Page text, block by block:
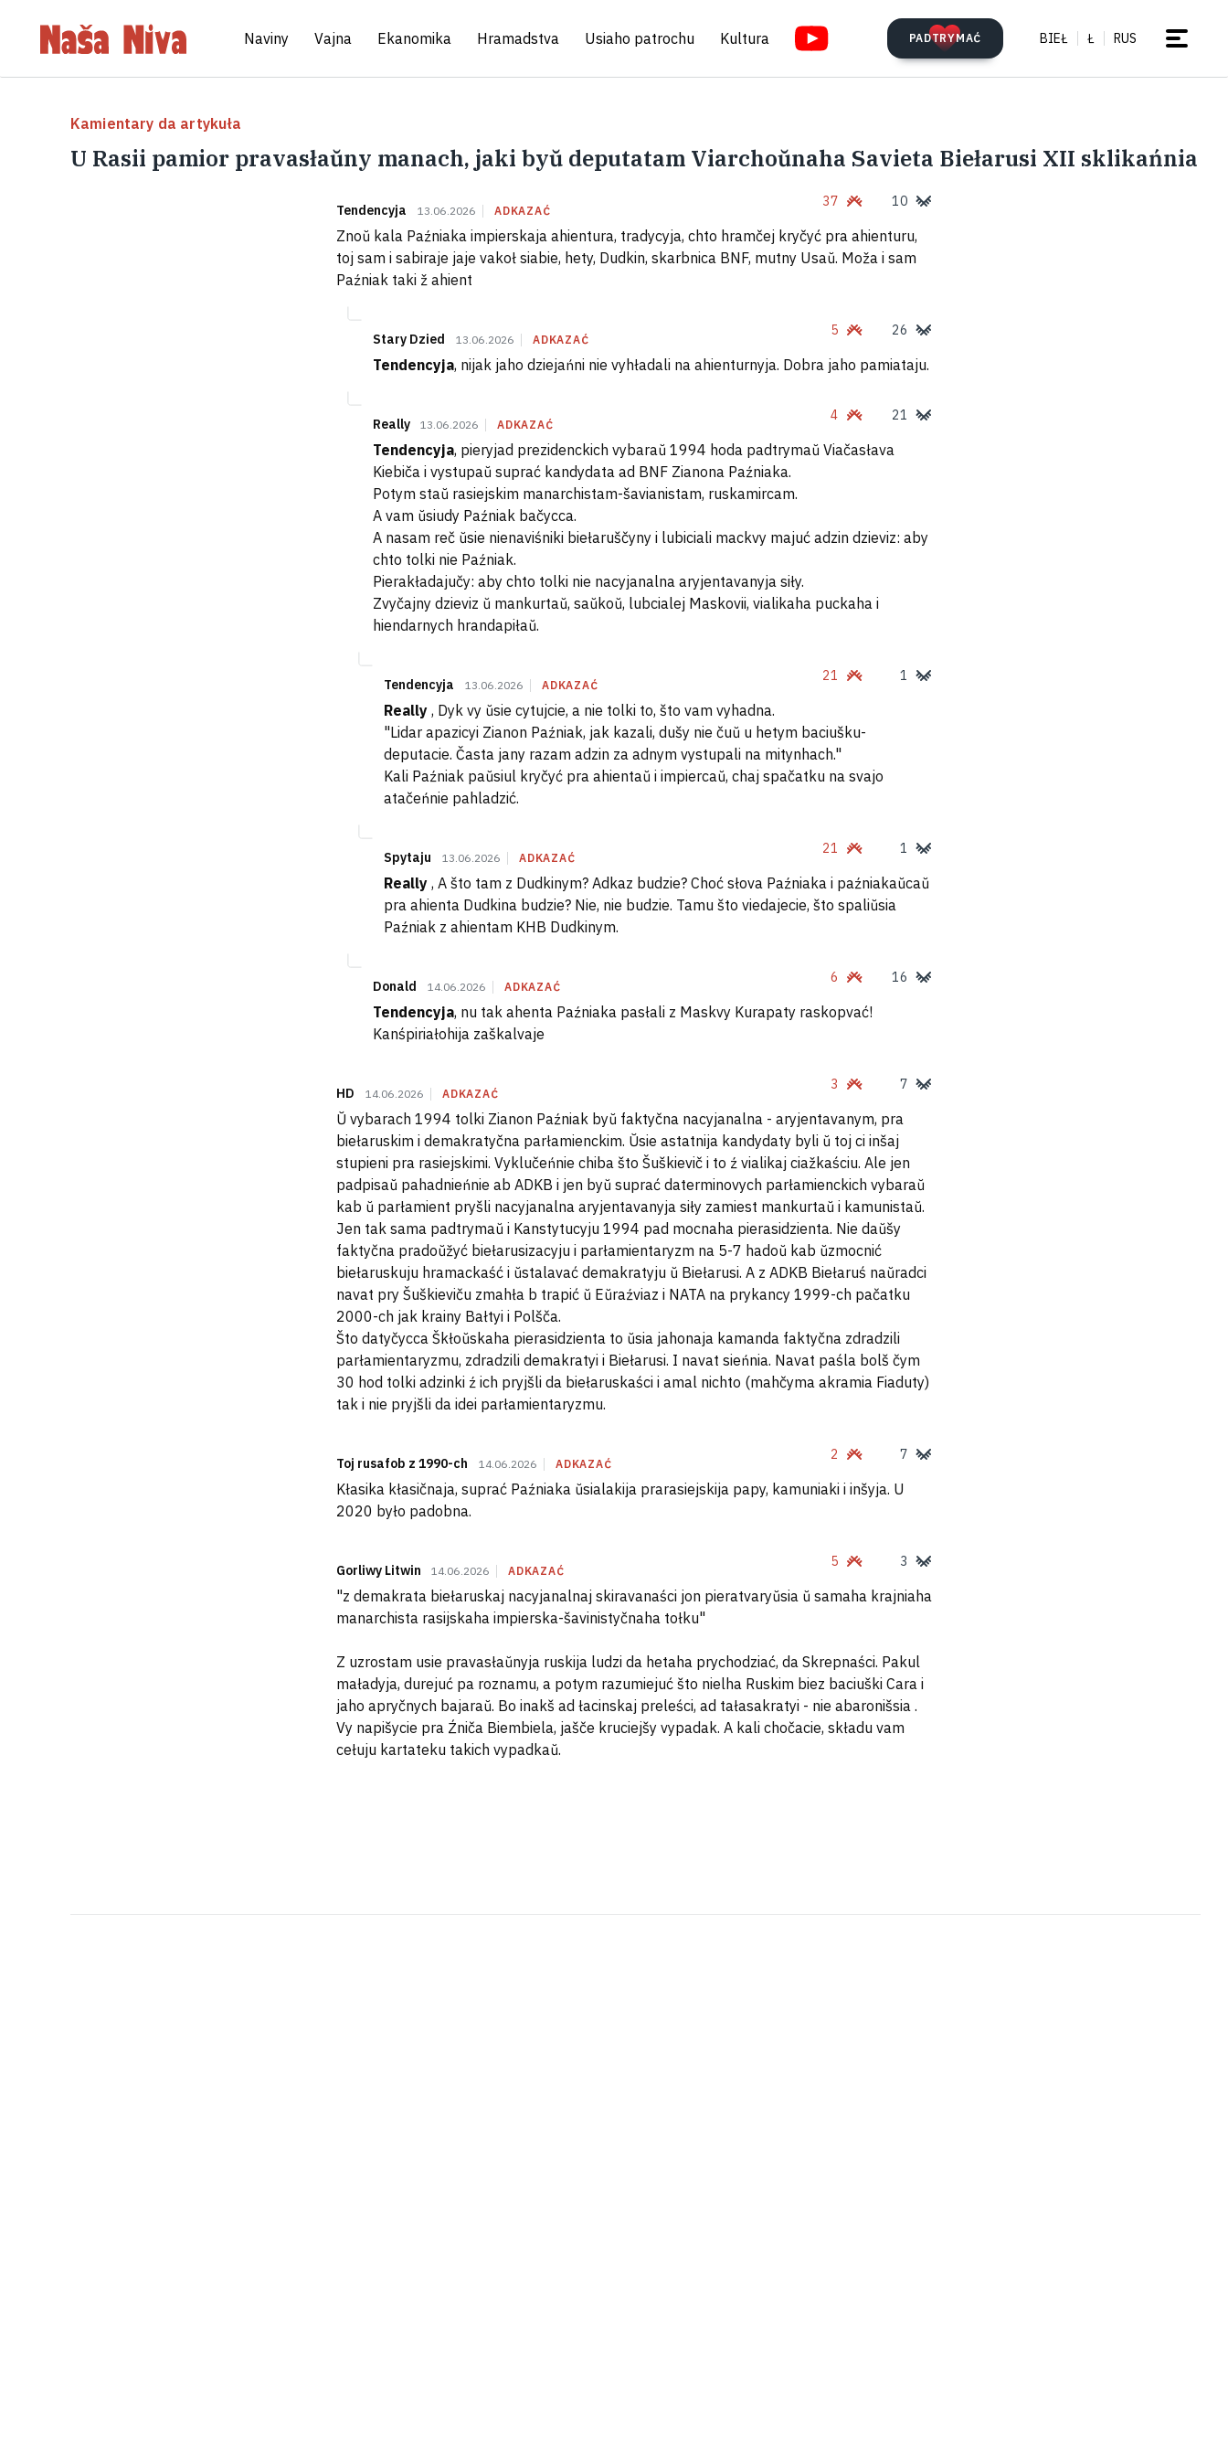
Naviny Vajna Ekanomika Hramadstva Usiaho patrochu Kultura PADTRYMAĆ BIEŁ Ł RUS
Kamientary da artykuła
U Rasii pamior pravasłaŭny manach, jaki byŭ deputatam Viarchoŭnaha Savieta Biełarusi XII sklikańnia
Tendencyja 13.06.2026 ADKAZAĆ
37 10
Znoŭ kala Paźniaka impierskaja ahientura, tradycyja, chto hramčej kryčyć pra ahienturu,
toj sam i sabiraje jaje vakoł siabie, hety, Dudkin, skarbnica BNF, mutny Usaŭ. Moža i sam
Paźniak taki ž ahient
Stary Dzied 13.06.2026 ADKAZAĆ
5 26
Tendencyja, nijak jaho dziejańni nie vyhładali na ahienturnyja. Dobra jaho pamiataju.
Really 13.06.2026 ADKAZAĆ
4 21
Tendencyja, pieryjad prezidenckich vybaraŭ 1994 hoda padtrymaŭ Viačasłava
Kiebiča i vystupaŭ suprać kandydata ad BNF Zianona Paźniaka.
Potym staŭ rasiejskim manarchistam-šavianistam, ruskamircam.
A vam ŭsiudy Paźniak bačycca.
A nasam reč ŭsie nienaviśniki biełaruščyny i lubiciali mackvy majuć adzin dzieviz: aby
chto tolki nie Paźniak.
Pierakładajučy: aby chto tolki nie nacyjanalna aryjentavanyja siły.
Zvyčajny dzieviz ŭ mankurtaŭ, saŭkoŭ, lubcialej Maskovii, vialikaha puckaha i
hiendarnych hrandapiłaŭ.
Tendencyja 13.06.2026 ADKAZAĆ
21 1
Really , Dyk vy ŭsie cytujcie, a nie tolki to, što vam vyhadna.
"Lidar apazicyi Zianon Paźniak, jak kazali, dušy nie čuŭ u hetym baciušku-
deputacie. Časta jany razam adzin za adnym vystupali na mitynhach."
Kali Paźniak paŭsiul kryčyć pra ahientaŭ i impiercaŭ, chaj spačatku na svajo
atačeńnie pahladzić.
Spytaju 13.06.2026 ADKAZAĆ
21 1
Really , A što tam z Dudkinym? Adkaz budzie? Choć słova Paźniaka i paźniakaŭcaŭ
pra ahienta Dudkina budzie? Nie, nie budzie. Tamu što viedajecie, što spaliŭsia
Paźniak z ahientam KHB Dudkinym.
Donald 14.06.2026 ADKAZAĆ
6 16
Tendencyja, nu tak ahenta Paźniaka pasłali z Maskvy Kurapaty raskopvać!
Kanśpiriałohija zaškalvaje
HD 14.06.2026 ADKAZAĆ
3 7
Ŭ vybarach 1994 tolki Zianon Paźniak byŭ faktyčna nacyjanalna - aryjentavanym, pra
biełaruskim i demakratyčna parłamienckim. Ŭsie astatnija kandydaty byli ŭ toj ci inšaj
stupieni pra rasiejskimi. Vyklučeńnie chiba što Šuškievič i to ź vialikaj ciažkaściu. Ale jen
padpisaŭ pahadnieńnie ab ADKB i jen byŭ suprać daterminovych parłamienckich vybaraŭ
kab ŭ parłamient pryšli nacyjanalna aryjentavanyja siły zamiest mankurtaŭ i kamunistaŭ.
Jen tak sama padtrymaŭ i Kanstytucyju 1994 pad mocnaha pierasidzienta. Nie daŭšy
faktyčna pradoŭžyć biełarusizacyju i parłamientaryzm na 5-7 hadoŭ kab ŭzmocnić
biełaruskuju hramackaść i ŭstalavać demakratyju ŭ Biełarusi. A z ADKB Biełaruś naŭradci
navat pry Šuškieviču zmahła b trapić ŭ Eŭraźviaz i NATA na prykancy 1999-ch pačatku
2000-ch jak krainy Bałtyi i Polšča.
Što datyčycca Škłoŭskaha pierasidzienta to ŭsia jahonaja kamanda faktyčna zdradzili
parłamientaryzmu, zdradzili demakratyi i Biełarusi. I navat sieńnia. Navat paśla bolš čym
30 hod tolki adzinki ź ich pryjšli da biełaruskaści i amal nichto (mahčyma akramia Fiaduty)
tak i nie pryjšli da idei parłamientaryzmu.
Toj rusafob z 1990-ch 14.06.2026 ADKAZAĆ
2 7
Kłasika kłasičnaja, suprać Paźniaka ŭsialakija prarasiejskija papy, kamuniaki i inšyja. U
2020 było padobna.
Gorliwy Litwin 14.06.2026 ADKAZAĆ
5 3
"z demakrata biełaruskaj nacyjanalnaj skiravanaści jon pieratvaryŭsia ŭ samaha krajniaha
manarchista rasijskaha impierska-šavinistyčnaha tołku"
Z uzrostam usie pravasłaŭnyja ruskija ludzi da hetaha prychodziać, da Skrepnaści. Pakul
maładyja, durejuć pa roznamu, a potym razumiejuć što nielha Ruskim biez baciuški Cara i
jaho apryčnych bajaraŭ. Bo inakš ad łacinskaj preleści, ad tałasakratyi - nie abaronišsia .
Vy napišycie pra Źniča Biembiela, jašče kruciejšy vypadak. A kali chočacie, składu vam
cełuju kartateku takich vypadkaŭ.